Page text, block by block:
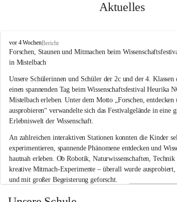
Aktuelles
V
o
l
s
s
c
u
l
e
G
l
o
g
g
n
i
vor 4 WochenBericht
Forschen, Staunen und Mitmachen beim
in Mistelbach
Unsere Schülerinnen und Schüler der 2c und der 4. Klassen
einen spannenden Tag beim Wissenschaftsfestival Heurika
Mistelbach erleben. Unter dem Motto „Forschen, entdecken
ausprobieren“ verwandelte sich das Festivalgelände in eine
Erlebniswelt der Wissenschaft.
An zahlreichen interaktiven Stationen konnten die Kinder
experimentieren, spannende Phänomene entdecken und
hautnah erleben. Ob Robotik, Naturwissenschaften, Technik
kreative Mitmach-Experimente – überall wurde ausprobiert,
und mit großer Begeisterung geforscht.
Besonders beeindruckend war, dass Wissenschaftlerinnen und